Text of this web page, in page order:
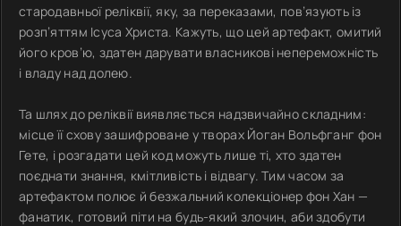
стародавньої реліквії, яку, за переказами, пов’язують із
розп’яттям Ісуса Христа. Кажуть, що цей артефакт, омитий
його кров’ю, здатен дарувати власникові непереможність
і владу над долею.
Та шлях до реліквії виявляється надзвичайно складним:
місце її схову зашифроване у творах Йоган Вольфганг фон
Гете, і розгадати цей код можуть лише ті, хто здатен
поєднати знання, кмітливість і відвагу. Тим часом за
артефактом полює й безжальний колекціонер фон Хан —
фанатик, готовий піти на будь-який злочин, аби здобути